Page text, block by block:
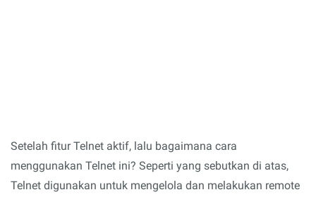
Setelah fitur Telnet aktif, lalu bagaimana cara
menggunakan Telnet ini? Seperti yang sebutkan di atas,
Telnet digunakan untuk mengelola dan melakukan remote